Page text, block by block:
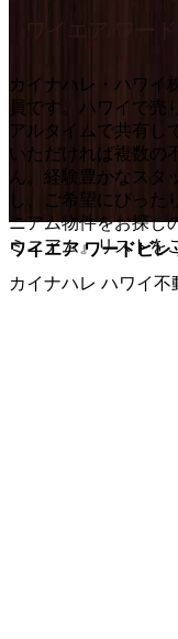
ワイエア ワードビ
カイナハレ ハワイ
ワイエア ワー
カイナハレ・ハワイ
員です。ハワイで売
アルタイムで共有し
いただければ複数の
ん。経験豊かなスタ
し、ご希望にぴった
ニアム物件をお探し
ミニアム』リストを